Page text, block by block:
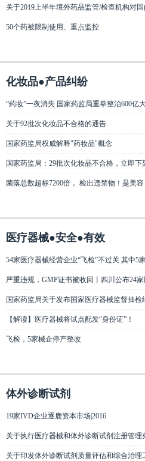
关于2019上半年境外药品监管/检查机构对
50个药被限制使用、重点监控
化妆品●产品纠纷
“药妆”一夜消失 国家药监局重拳整治600亿
关于92批次化妆品不合格的通告
国家药监局权威解释"药妆品"概念
国家药监局：29批次化妆品不合格，立即下
菌落总数超标7200倍， 检出违禁物！是美容
医疗器械●安全●有效
54家医疗器械经营企业“飞检”不过关 其中5
严重违规，GMP证书被收回丨四川公布24
国家药监局关于发布国家医疗器械监督抽检
【解读】医疗器械将试点配发“身份证”！
飞检，5家械企停产整改
体外诊断试剂
19家IVD企业逐鹿资本市场|2016
关于执行医疗器械和体外诊断试剂注册管理
关于印发体外诊断试剂质量评估和综合治理